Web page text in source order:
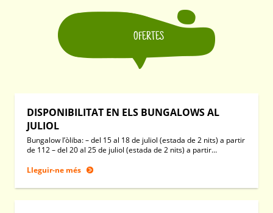
OFERTES
DISPONIBILITAT EN ELS BUNGALOWS AL
JULIOL
Bungalow l’òliba: – del 15 al 18 de juliol (estada de 2 nits) a partir
de 112 – del 20 al 25 de juliol (estada de 2 nits) a partir…
Lleguir-ne més